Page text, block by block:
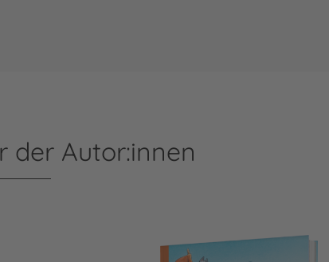
der Autor:innen